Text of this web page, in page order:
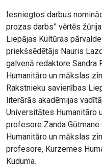
Iesniegtos darbus
prozas darbs” vērtēs
Liepājas Kultūras
priekšsēdētājs Nauris
galvenā redaktore Sandra
Humanitāro un mākslas
Rakstnieku savienības
literārās akadēmijas
Universitātes Humanitāro
profesore Zanda
Humanitāro un mākslas
profesore, Kurzemes
Kuduma.